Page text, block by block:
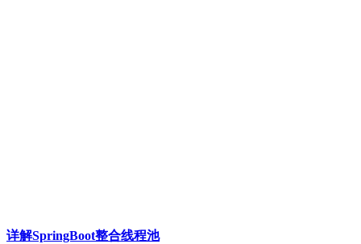
详解SpringBoot整合线程池